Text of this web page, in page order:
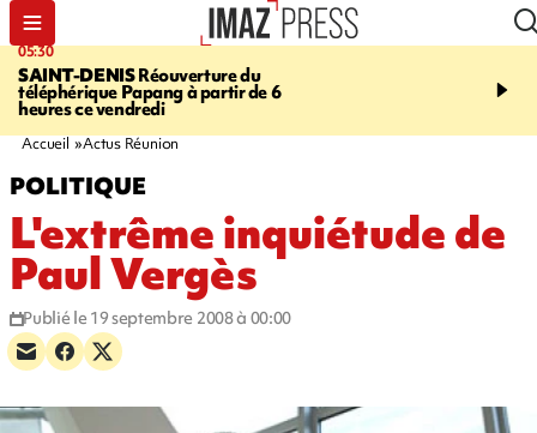
05:30
SAINT-DENISRéouverture du
téléphérique Papang à partir de 6
heures ce vendredi
07:00
Un vendredi
Accueil Actus Réunion
POLITIQUE
L'extrême inquiétude de
Paul Vergès
Publié le 19 septembre 2008 à 00:00